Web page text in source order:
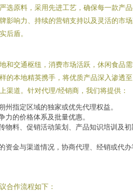
选原料，采用先进工艺，确保每一款产
影响力、持续的营销支持以及灵活的市
后盾。
和交通枢纽，消费市场活跃，休闲食品
的本地精英携手，将优质产品深入渗透
渠道。针对代理/经销商，我们将提供：
州指定区域的独家或优先代理权益。
力的价格体系及批量优惠。
物料、促销活动策划、产品知识培训及初
资金与渠道情况，协商代理、经销或代办
合作流程如下：